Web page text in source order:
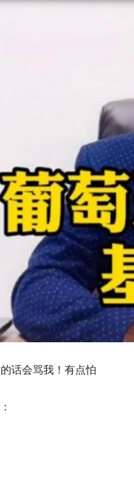
话会骂我！有点怕